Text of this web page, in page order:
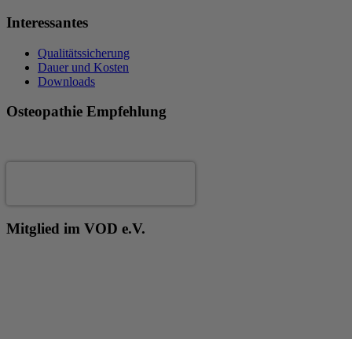
Interessantes
Qualitätssicherung
Dauer und Kosten
Downloads
Osteopathie Empfehlung
Mitglied im VOD e.V.